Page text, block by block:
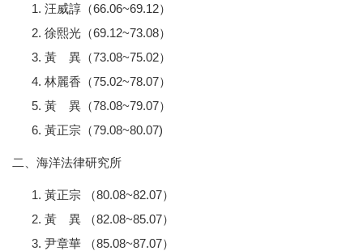
汪威諄（66.06~69.12）
徐熙光（69.12~73.08）
黃 異（73.08~75.02）
林麗香（75.02~78.07）
黃 異（78.08~79.07）
黃正宗（79.08~80.07)
二、海洋法律研究所
黃正宗 （80.08~82.07）
黃 異 （82.08~85.07）
尹章華 （85.08~87.07）